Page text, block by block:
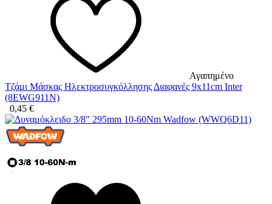
Αγαπημένο
Τζάμι Μάσκας Ηλεκτροσυγκόλλησης Διαφανές 9x11cm Inter
(8EWG911N)
0,45 €